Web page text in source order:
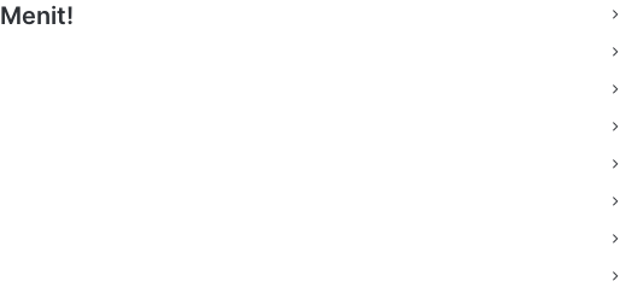
Menit!